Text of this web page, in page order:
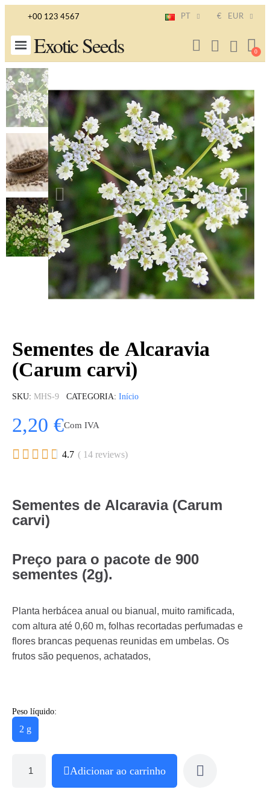
+00 123 4567 PT € EUR
Exotic Seeds
Sementes de Alcaravia
(Carum carvi)
SKU MHS-9 CATEGORIA Início
2,20 €Com IVA
     4.7 ( 14 reviews)
Sementes de Alcaravia (Carum
carvi)
Preço para o pacote de 900
sementes (2g).
Planta herbácea anual ou bianual, muito ramificada,
com altura até 0,60 m, folhas recortadas perfumadas e
flores brancas pequenas reunidas em umbelas. Os
frutos são pequenos, achatados,
Peso líquido:
2 g
Adicionar ao carrinho